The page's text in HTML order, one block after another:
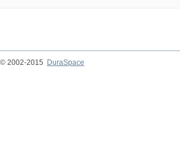
2002-2015
DuraSpace